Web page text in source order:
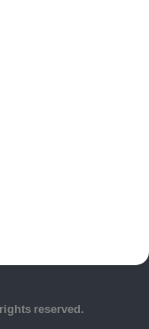
reserved.